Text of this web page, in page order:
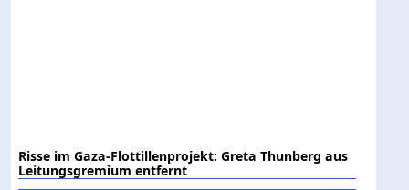
Risse im Gaza-Flottillenprojekt: Greta Thunberg aus
Leitungsgremium entfernt